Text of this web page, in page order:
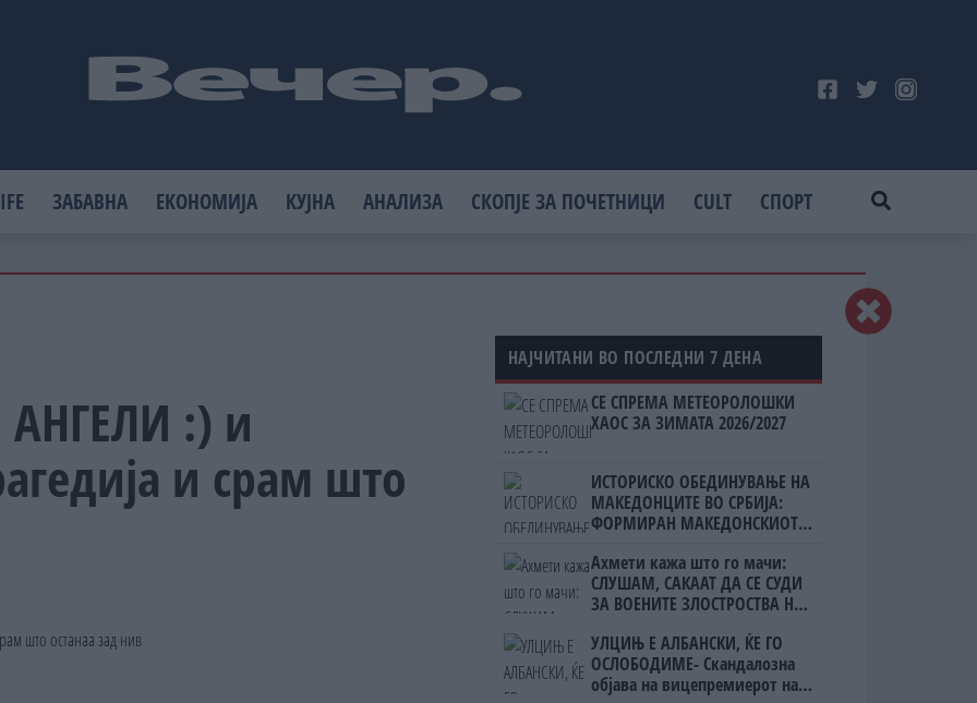
ЗАБАВНА ЕКОНОМИЈА КУЈНА АНАЛИЗА СКОПЈЕ ЗА ПОЧЕТНИЦИ CULT СПОРТ
АНГЕЛИ :) и
и срам што
НАЈЧИТАНИ ВО ПОСЛЕДНИ 7 ДЕНА
СЕ СПРЕМА МЕТЕОРОЛОШКИ
ХАОС ЗА ЗИМАТА 2026/2027
ИСТОРИСКО ОБЕДИНУВАЊЕ НА
МАКЕДОНЦИТЕ ВО СРБИЈА:
ФОРМИРАН МАКЕДОНСКИОТ
Ахмети кажа што го мачи:
СЛУШАМ, САКААТ ДА СЕ СУДИ
ЗА ВОЕНИТЕ ЗЛОСТРОСТВА НА
УЛЦИЊ Е АЛБАНСКИ, ЌЕ ГО
ОСЛОБОДИМЕ- Скандалозна
објава на вицепремиерот на